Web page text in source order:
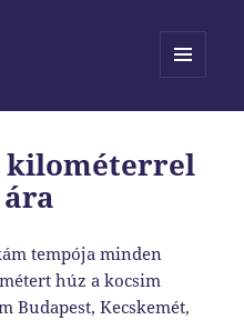
kilométerrel
tempója minden
húz a kocsim
Budapest, Kecskemét,